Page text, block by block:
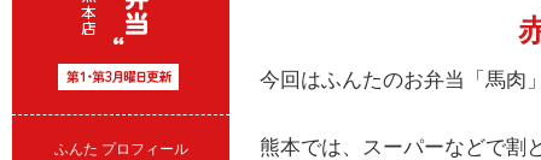
今回はふんたのお弁当「馬肉
熊本では、スーパーなどで
ふんた プロフィール